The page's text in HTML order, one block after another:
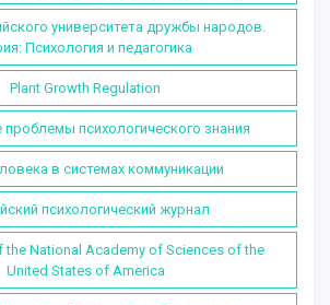
университета дружбы народов.
Психология и педагогика
Plant Growth Regulation
проблемы психологического знания
в системах коммуникации
психологический журнал
the National Academy of Sciences of the
United States of America